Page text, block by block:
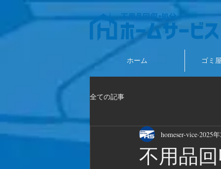
ホーム ゴミ
全ての記事
不用品
homeser-vice 2025